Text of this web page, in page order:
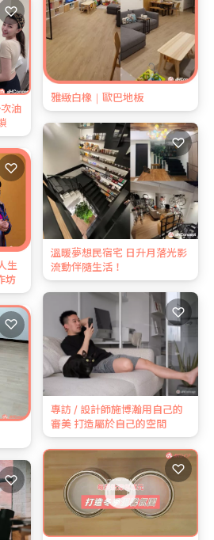
油
♡
生
坊
♡
♡
雅緻白橡｜歐巴地板
♡
溫暖夢想民宿宅 日升月落光影
流動伴隨生活！
♡
專訪 / 設計師施博瀚用自己的
審美 打造屬於自己的空間
♡
♡